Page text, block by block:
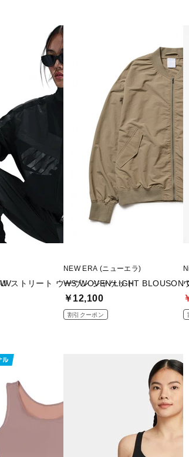
ストリート ウーヴン ジャケット
NEW ERA (ニューエラ)
WS WOVEN LIGHT BLOUSON
￥12,100
割引クーポン